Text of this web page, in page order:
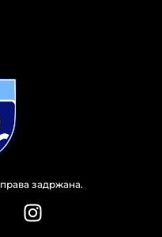
задржана.